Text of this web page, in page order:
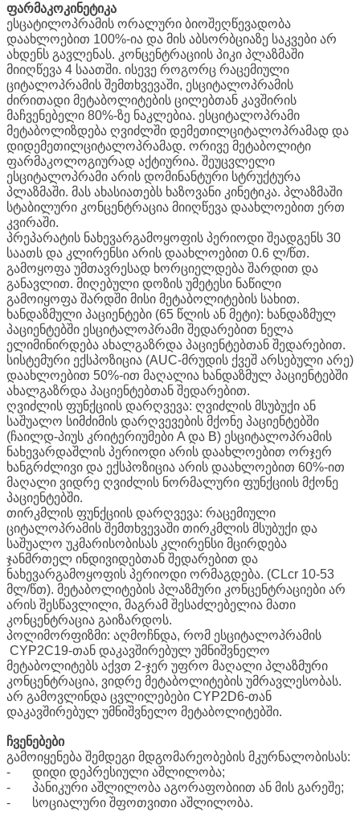
ფარმაკოკინეტიკა
ესცატილოპრამის ორალური ბიოშეღწევადობა
დაახლოებით 100%-ია და მის აბსორბციაზე საკვები არ
ახდენს გავლენას. კონცენტრაციის პიკი პლაზმაში
მიიღწევა 4 საათში. ისევე როგორც რაცემიული
ციტალოპრამის შემთხვევაში, ესციტალოპრამის
ძირითადი მეტაბოლიტების ცილებთან კავშირის
მაჩვენებელი 80%-ზე ნაკლებია. ესციტალოპრამი
მეტაბოლიზდება ღვიძლში დემეთილციტალოპრამად და
დიდემეთილციტალოპრამად. ორივე მეტაბოლიტი
ფარმაკოლოგიურად აქტიურია. შეუცვლელი
ესციტალოპრამი არის დომინანტური სტრუქტურა
პლაზმაში. მას ახასიათებს ხაზოვანი კინეტიკა. პლაზმაში
სტაბილური კონცენტრაცია მიიღწევა დაახლოებით ერთ
კვირაში.
პრეპარატის ნახევარგამოყოფის პერიოდი შეადგენს 30
საათს და კლირენსი არის დაახლოებით 0.6 ლ/წთ.
გამოყოფა უმთავრესად ხორციელდება შარდით და
განავლით. მიღებული დოზის უმეტესი ნაწილი
გამოიყოფა შარდში მისი მეტაბოლიტების სახით.
ხანდაზმული პაციენტები (65 წლის ან მეტი): ხანდაზმულ
პაციენტებში ესციტალოპრამი შედარებით ნელა
ელიმინირდება ახალგაზრდა პაციენტებთან შედარებით.
სისტემური ექსპოზიცია (AUC-მრუდის ქვეშ არსებული არე)
დაახლოებით 50%-ით მაღალია ხანდაზმულ პაციენტებში
ახალგაზრდა პაციენტებთან შედარებით.
ღვიძლის ფუნქციის დარღვევა: ღვიძლის მსუბუქი ან
საშუალო სიმძიმის დარღვევების მქონე პაციენტებში
(ჩაილდ-პიუს კრიტერიუმები A და B) ესციტალოპრამის
ნახევარდაშლის პერიოდი არის დაახლოებით ორჯერ
ხანგრძლივი და ექსპოზიცია არის დაახლოებით 60%-ით
მაღალი ვიდრე ღვიძლის ნორმალური ფუნქციის მქონე
პაციენტებში.
თირკმლის ფუნქციის დარღვევა: რაცემიული
ციტალოპრამის შემთხვევაში თირკმლის მსუბუქი და
საშუალო უკმარისობისას კლირენსი მცირდება
ჯანმრთელ ინდივიდებთან შედარებით და
ნახევარგამოყოფის პერიოდი ორმაგდება. (CLcr 10-53
მლ/წთ). მეტაბოლიტების პლაზმური კონცენტრაციები არ
არის შესწავლილი, მაგრამ შესაძლებელია მათი
კონცენტრაცია გაიზარდოს.
პოლიმორფიზმი: აღმოჩნდა, რომ ესციტალოპრამის
CYP2C19-თან დაკავშირებულ უმნიშვნელო
მეტაბოლიტებს აქვთ 2-ჯერ უფრო მაღალი პლაზმური
კონცენტრაცია, ვიდრე მეტაბოლიტების უმრავლესობას.
არ გამოვლინდა ცვლილებები CYP2D6-თან
დაკავშირებულ უმნიშვნელო მეტაბოლიტებში.
ჩვენებები
გამოიყენება შემდეგი მდგომარეობების მკურნალობისას:
-
დიდი დეპრესიული აშლილობა;
-
პანიკური აშლილობა აგორაფობიით ან მის გარეშე;
-
სოციალური შფოთვითი აშლილობა.